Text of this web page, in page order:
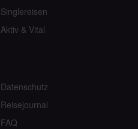
Singlereisen
Aktiv & Vital
Datenschutz
Reisejournal
FAQ